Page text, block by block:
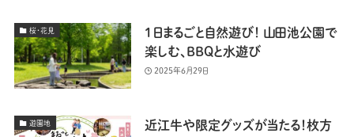
桜・花見
1日まるごと自然遊び！ 山田池公園で
楽しむ、BBQと水遊び
2025年6月29日
遊園地
近江牛や限定グッズが当たる！枚方